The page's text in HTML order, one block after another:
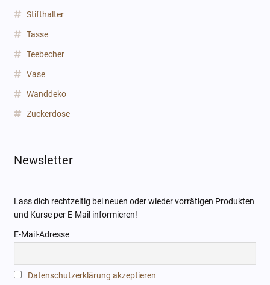
Stifthalter
Tasse
Teebecher
Vase
Wanddeko
Zuckerdose
Newsletter
Lass dich rechtzeitig bei neuen oder wieder vorrätigen Produkten
und Kurse per E-Mail informieren!
E-Mail-Adresse
Datenschutzerklärung akzeptieren